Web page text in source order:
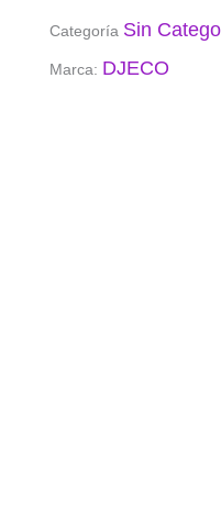
Categoría Sin
Marca: DJECO